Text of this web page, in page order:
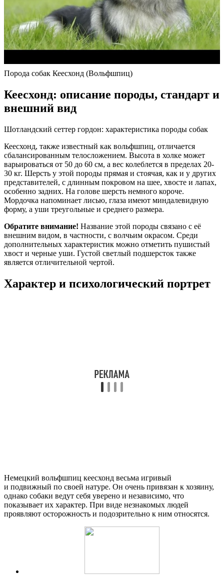
Порода собак Кеесхонд (Вольфшпиц)
Кеесхонд: описание породы, стандарт и
внешний вид
Шотландский сеттер гордон: характеристика породы собак
Кеесхонд, также известный как вольфшпиц, отличается
сбалансированным телосложением. Высота в холке может
варьироваться от 50 до 60 см, а вес колеблется в пределах 20-
30 кг. Шерсть у этой породы прямая и стоячая, как и у других
представителей, с длинным покровом на шее, хвосте и лапах,
особенно задних. На голове шерсть немного короче.
Мордочка напоминает лисью, глаза имеют миндалевидную
форму, а уши треугольные и среднего размера.
Обратите внимание! Название этой породы связано с её
внешним видом, в частности, с волчьим окрасом. Среди
дополнительных характеристик можно отметить пушистый
хвост и черные уши. Густой светлый подшерсток также
является отличительной чертой.
Характер и психологический портрет
Немецкий вольфшпиц кеесхонд весьма игривый
и подвижный по своей натуре. Он очень привязан к хозяину,
однако собаки ведут себя уверено и независимо, что
показывает их характер. При виде незнакомых людей
проявляют осторожность и подозрительно к ним относятся.